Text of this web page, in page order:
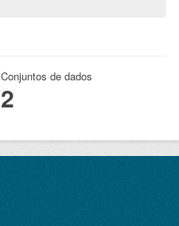
Conjuntos de dados
2